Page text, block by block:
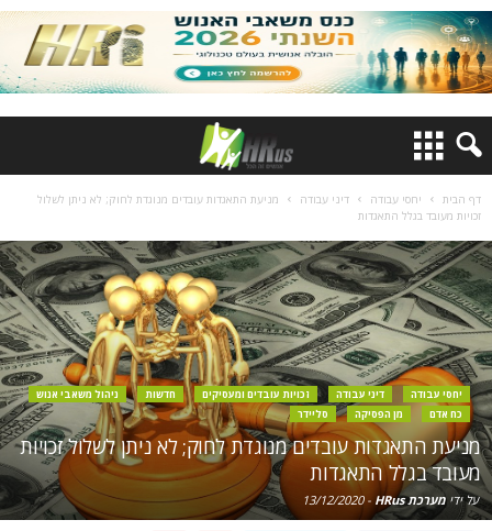
דף הבית יחסי עבודה דיני עבודה
מניעת התאגדות עובדים מנוגדת לחוק; לא ניתן לשלול
זכויות מעובד בגלל התאגדות
יחסי עבודה דיני עבודה זכויות עובדים ומעסיקים חדשות
ניהול משאבי אנוש
כח אדם
מן הפסיקה סליידר
מניעת התאגדות עובדים מנוגדת לחוק; לא ניתן לשלול זכויות
מעובד בגלל התאגדות
על ידימערכת HRus -
13/12/2020